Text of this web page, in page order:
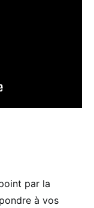
par la
à vos